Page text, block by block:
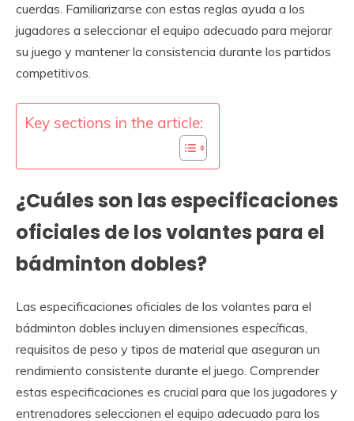
cuerdas. Familiarizarse con estas reglas ayuda a los
jugadores a seleccionar el equipo adecuado para mejorar
su juego y mantener la consistencia durante los partidos
competitivos.
Key sections in the article:
¿Cuáles son las especificaciones
oficiales de los volantes para el
bádminton dobles?
Las especificaciones oficiales de los volantes para el
bádminton dobles incluyen dimensiones específicas,
requisitos de peso y tipos de material que aseguran un
rendimiento consistente durante el juego. Comprender
estas especificaciones es crucial para que los jugadores y
entrenadores seleccionen el equipo adecuado para los